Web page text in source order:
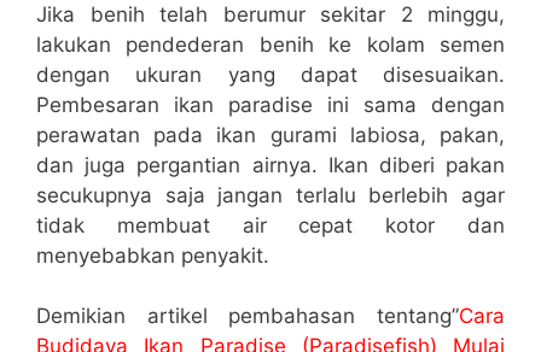
Jika benih telah berumur sekitar 2 minggu,
lakukan pendederan benih ke kolam semen
dengan ukuran yang dapat disesuaikan.
Pembesaran ikan paradise ini sama dengan
perawatan pada ikan gurami labiosa, pakan,
dan juga pergantian airnya. Ikan diberi pakan
secukupnya saja jangan terlalu berlebih agar
tidak membuat air cepat kotor dan
menyebabkan penyakit.
Demikian artikel pembahasan tentang”Cara
Budidaya Ikan Paradise (Paradisefish) Mulai